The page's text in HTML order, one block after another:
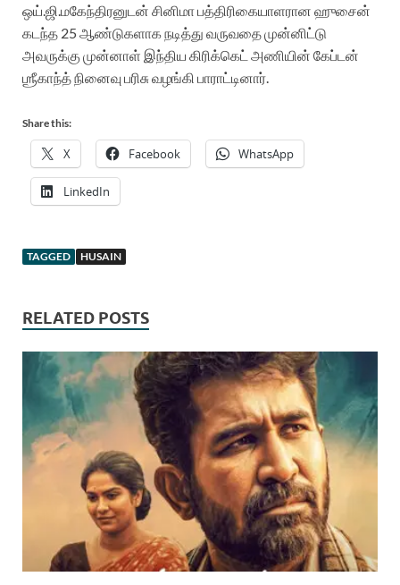
ஒய்.ஜி.மகேந்திரனுடன் சினிமா பத்திரிகையாளரான ஹுசைன்
கடந்த 25 ஆண்டுகளாக நடித்து வருவதை முன்னிட்டு
அவருக்கு முன்னாள் இந்திய கிரிக்கெட் அணியின் கேப்டன்
ஶ்ரீகாந்த் நினைவு பரிசு வழங்கி பாராட்டினார்.
Share this:
X Facebook WhatsApp
LinkedIn
TAGGED HUSAIN
RELATED POSTS